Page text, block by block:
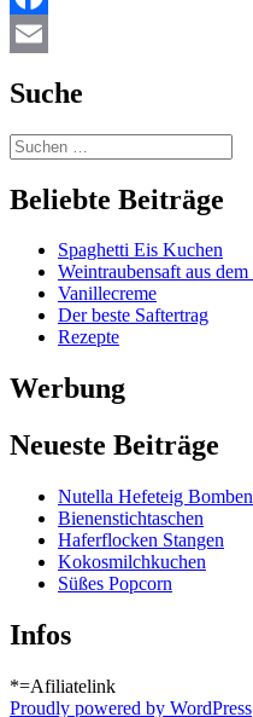
Facebook
Suche
Beliebte Beiträge
Spaghetti Eis Kuchen
Weintraubensaft aus
Vanillecreme
Der beste Saftertrag
Rezepte
Werbung
Neueste Beiträge
Nutella Hefeteig Bomben
Bienenstichtaschen
Haferflocken Stangen
Kokosmilchkuchen
Süßes Popcorn
Infos
*=Afiliatelink
Proudly powered by WordPress